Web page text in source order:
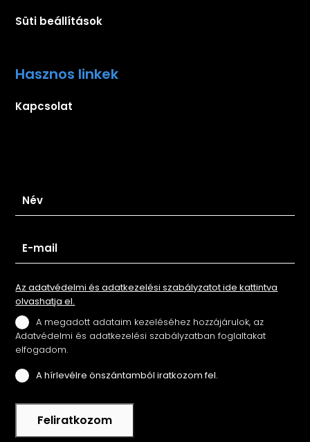
Süti beállítások
Hasznos linkek
Kapcsolat
Az adatvédelmi és adatkezelési szabályzatot ide kattintva
olvashatja el.
A megadott adataim kezeléséhez hozzájárulok, az
Adatvédelmi és adatkezelési szabályzatban foglaltakat
elfogadom.
A hírlevélre önszántamból iratkozom fel.
Feliratkozom